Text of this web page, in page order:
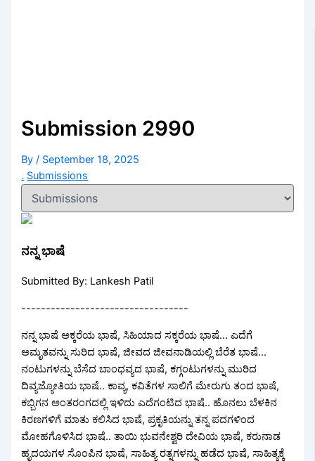
Submission 2990
By/ September 18, 2025
. Submissions
ನನ್ನ ಭಾಷೆ
Submitted By: Lankesh Patil
----------------------------------
ನನ್ನ ಭಾಷೆ ಅಕ್ಕರೆಯ ಭಾಷೆ, ಸಿಹಿಯಾದ ಸಕ್ಕರೆಯ ಭಾಷೆ... ಎದೆಗೆ
ಅಮೃತವನ್ನು ಸುರಿದ ಭಾಷೆ, ಜೀವದ ಜೀವನಾಡಿಯಲ್ಲಿ ಬೆರೆತ ಭಾಷೆ...
ನಂಟುಗಳನ್ನು ಬೆಸೆದ ಬಾಂಧವ್ಯದ ಭಾಷೆ, ಕಗ್ಗಂಟುಗಳನ್ನು ಮುರಿದ
ದಿವ್ಯಜ್ಯೋತಿಯ ಭಾಷೆ.. ಕಾವ್ಯ, ಕವಿತೆಗಳ ಸಾಲಿಗೆ ಮೇರುಗು ತಂದ ಭಾಷೆ,
ಕಬ್ಬಿಗನ ಅಂತರಂಗದಲ್ಲಿ ಇಳಿದು ಎದೆಗಂಟಿದ ಭಾಷೆ.. ಹೊನಲು ಬೆಳಕಿನ
ಕಿರಣಗಳಿಗೆ ಮಾತು ಕಲಿಸಿದ ಭಾಷೆ, ಪ್ರಕೃತಿಯನ್ನು ತನ್ನ ಪದಗಳಿಂದ
ಮೋಹಗೊಳಿಸಿದ ಭಾಷೆ.. ತಾಯಿ ಭುವನೇಶ್ವರಿ ದೇವಿಯ ಭಾಷೆ, ಕರುನಾಡ
ಹೃದಯಗಳ ಸೊಂಪಿನ ಭಾಷೆ, ಸಾಹಿತ್ಯ ರತ್ನಗಳನ್ನು ಹಡೆದ ಭಾಷೆ, ಸಾಹಿತ್ಯಕ್ಕೆ